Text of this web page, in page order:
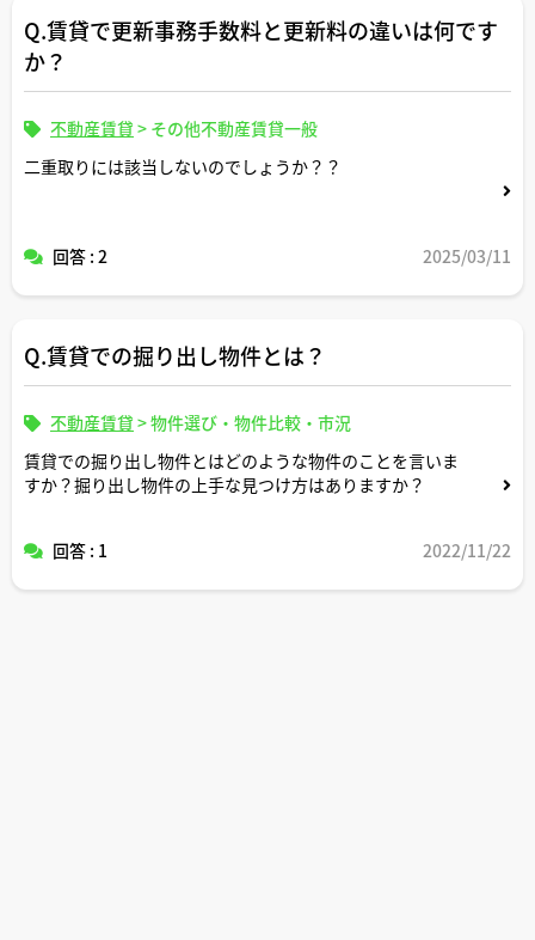
Q.賃貸で更新事務手数料と更新料の違いは何です
か？
不動産賃貸 > その他不動産賃貸一般
二重取りには該当しないのでしょうか？？
回答 : 2 2025/03/11
Q.賃貸での掘り出し物件とは？
不動産賃貸 >物件選び・物件比較・市況
賃貸での掘り出し物件とはどのような物件のことを言いま
すか？掘り出し物件の上手な見つけ方はありますか？
回答 : 1 2022/11/22